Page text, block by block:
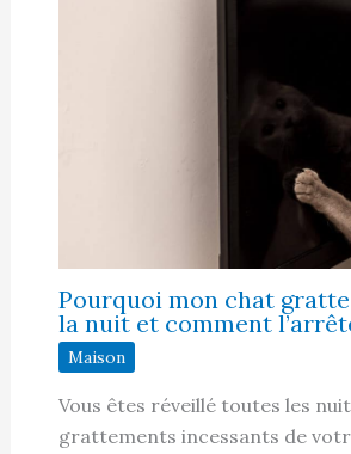
Pourquoi mon chat
la nuit et comment
Maison
Vous êtes réveillé toutes les
grattements incessants de